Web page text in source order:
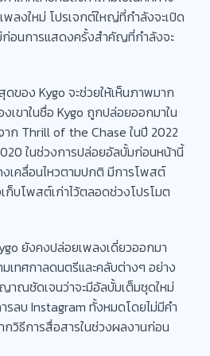
พลงใหม่ โปรเจกต์ใหญ่ที่กำลังจะเปิด
ก่อนการแสดงครั้งสำคัญที่กำลังจะ
ของ Kygo จะช่วยให้เห็นภาพมาก
ขาในชื่อ Kygo ถูกปล่อยออกมาใน
ก Thrill of the Chase ในปี 2022
ในช่วงการปล่อยอัลบั้มก่อนหน้านี้
งเคลื่อนไหวตามปกติ มีการโพสต์
ก็บโพสต์เก่าไว้ตลอดช่วงโปรโมต
ยังคงปล่อยเพลงเดี่ยวออกมา
มเทศกาลดนตรีและคลับต่างๆ อย่าง
ณชัดเจนว่าจะมีอัลบั้มเต็มชุดใหม่
รลบ Instagram ทั้งหมดโดยไม่มีคำ
วิธีการสื่อสารในช่วงผลงานก่อน